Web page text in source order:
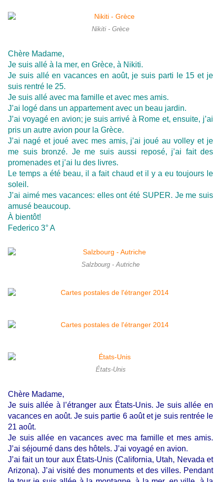
Nikiti - Grèce
Chère Madame,
Je suis allé à la mer, en Grèce, à Nikiti.
Je suis allé en vacances en août, je suis parti le 15 et je
suis rentré le 25.
Je suis allé avec ma famille et avec mes amis.
J’ai logé dans un appartement avec un beau jardin.
J’ai voyagé en avion; je suis arrivé à Rome et, ensuite, j’ai
pris un autre avion pour la Grèce.
J’ai nagé et joué avec mes amis, j’ai joué au volley et je
me suis bronzé. Je me suis aussi reposé, j’ai fait des
promenades et j’ai lu des livres.
Le temps a été beau, il a fait chaud et il y a eu toujours le
soleil.
J’ai aimé mes vacances: elles ont été SUPER. Je me suis
amusé beaucoup.
À bientôt!
Federico 3° A
Salzbourg - Autriche
États-Unis
Chère Madame,
Je suis allée à l’étranger aux États-Unis. Je suis allée en
vacances en août. Je suis partie 6 août et je suis rentrée le
21 août.
Je suis allée en vacances avec ma famille et mes amis.
J’ai séjourné dans des hôtels. J’ai voyagé en avion.
J’ai fait un tour aux États-Unis (California, Utah, Nevada et
Arizona). J’ai visité des monuments et des villes. Pendant